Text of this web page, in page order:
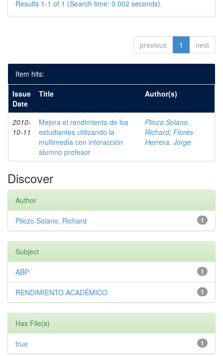
Results 1-1 of 1 (Search time: 0.002 seconds).
previous 1 next
Item hits:
Issue
Date
Title Author(s)
2010-
10-11
Mejora el rendimiento de los
estudiantes utilizando la
multimedia con interacción
alumno profesor
Pilozo Solano,
Richard; Flores
Herrera, Jorge
Discover
Author
1
Pilozo Solano, Richard
Subject
1
ABP
1
RENDIMIENTO ACADÉMICO
Has File(s)
1
true